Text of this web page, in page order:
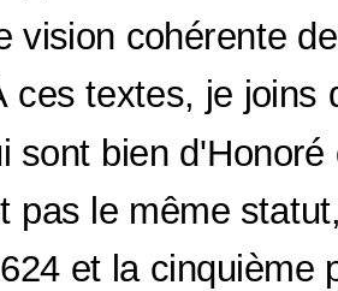
vision cohérente
ces textes, je joins
sont bien
pas le même
et la cinquième